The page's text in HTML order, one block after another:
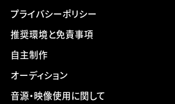
プライバシーポリシー
推奨環境と免責事項
自主制作
オーディション
音源・映像使用に関して